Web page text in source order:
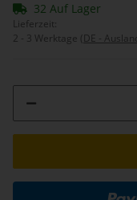
32 Auf Lager
Lieferzeit:
2 - 3 Werktage (DE -